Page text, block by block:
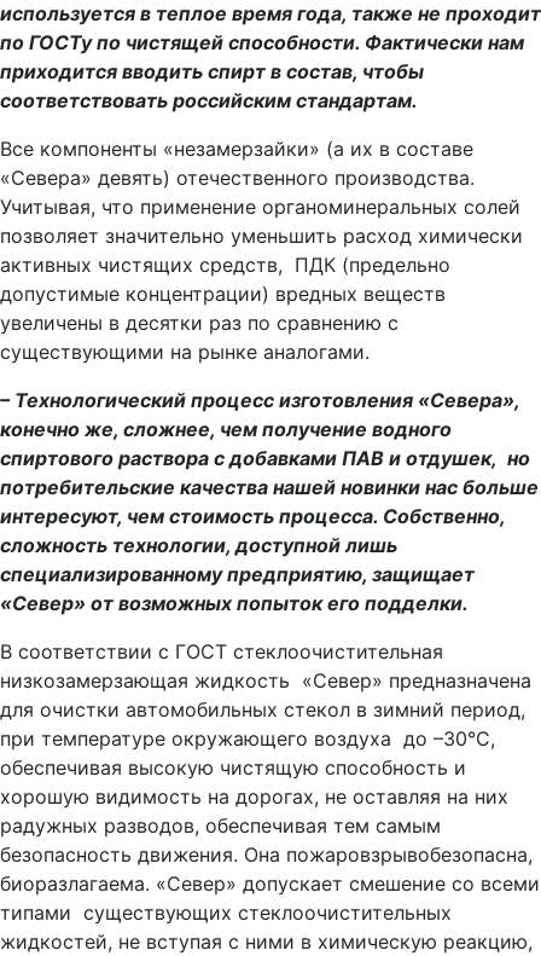
используется в теплое время года, также не проходит
по ГОСТу по чистящей способности. Фактически нам
приходится вводить спирт в состав, чтобы
соответствовать российским стандартам.
Все компоненты «незамерзайки» (а их в составе
«Севера» девять) отечественного производства.
Учитывая, что применение органоминеральных солей
позволяет значительно уменьшить расход химически
активных чистящих средств, ПДК (предельно
допустимые концентрации) вредных веществ
увеличены в десятки раз по сравнению с
существующими на рынке аналогами.
– Технологический процесс изготовления «Севера»,
конечно же, сложнее, чем получение водного
спиртового раствора с добавками ПАВ и отдушек, но
потребительские качества нашей новинки нас больше
интересуют, чем стоимость процесса. Собственно,
сложность технологии, доступной лишь
специализированному предприятию, защищает
«Север» от возможных попыток его подделки.
В соответствии с ГОСТ стеклоочистительная
низкозамерзающая жидкость «Север» предназначена
для очистки автомобильных стекол в зимний период,
при температуре окружающего воздуха до –30°С,
обеспечивая высокую чистящую способность и
хорошую видимость на дорогах, не оставляя на них
радужных разводов, обеспечивая тем самым
безопасность движения. Она пожаровзрывобезопасна,
биоразлагаема. «Север» допускает смешение со всеми
типами существующих стеклоочистительных
жидкостей, не вступая с ними в химическую реакцию,